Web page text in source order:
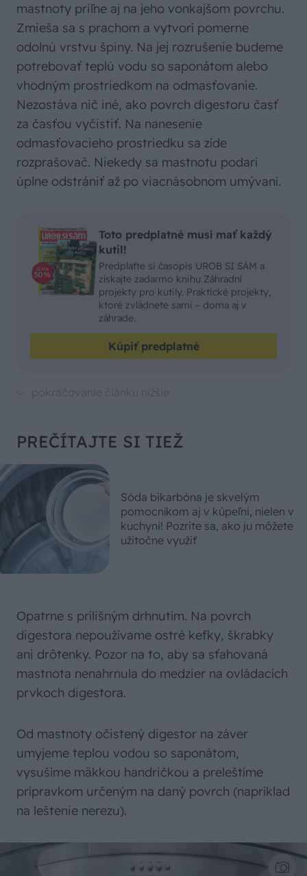
mastnoty priľne aj na jeho vonkajšom povrchu.
Zmieša sa s prachom a vytvorí pomerne
odolnú vrstvu špiny. Na jej rozrušenie budeme
potrebovať teplú vodu so saponátom alebo
vhodným prostriedkom na odmasťovanie.
Nezostáva nič iné, ako povrch digestoru časť
za časťou vyčistiť. Na nanesenie
odmasťovacieho prostriedku sa zíde
rozprašovač. Niekedy sa mastnotu podarí
úplne odstrániť až po viacnásobnom umývaní.
Toto predplatné musí mať každý
kutil!
Predplaťte si časopis UROB SI SÁM a
získajte zadarmo knihu Záhradní
projekty pro kutily. Praktické projekty,
ktoré zvládnete sami – doma aj v
záhrade.
Kúpiť predplatné
PREČÍTAJTE SI TIEŽ
Sóda bikarbóna je skvelým
pomocníkom aj v kúpeľni, nielen v
kuchyni! Pozrite sa, ako ju môžete
užitočne využiť
Opatrne s prílišným drhnutím. Na povrch
digestora nepoužívame ostré kefky, škrabky
ani drôtenky. Pozor na to, aby sa sťahovaná
mastnota nenahrnula do medzier na ovládacích
prvkoch digestora.
Od mastnoty očistený digestor na záver
umyjeme teplou vodou so saponátom,
vysušíme mäkkou handričkou a preleštíme
prípravkom určeným na daný povrch (napríklad
na leštenie nerezu).